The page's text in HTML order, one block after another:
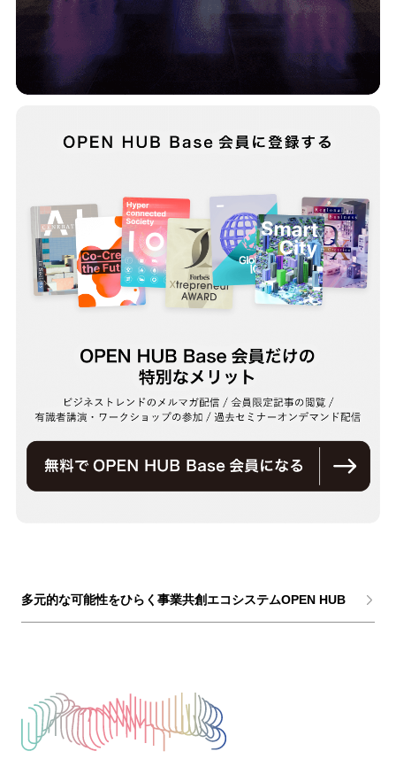
多元的な可能性をひらく事業共創エコシステムOPEN HUB